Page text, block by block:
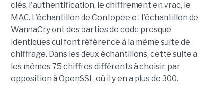
clés, l'authentification, le chiffrement en vrac, le
MAC. L'échantillon de Contopee et l'échantillon de
WannaCry ont des parties de code presque
identiques qui font référence à la même suite de
chiffrage. Dans les deux échantillons, cette suite a
les mêmes 75 chiffres différents à choisir, par
opposition à OpenSSL où il y en a plus de 300.